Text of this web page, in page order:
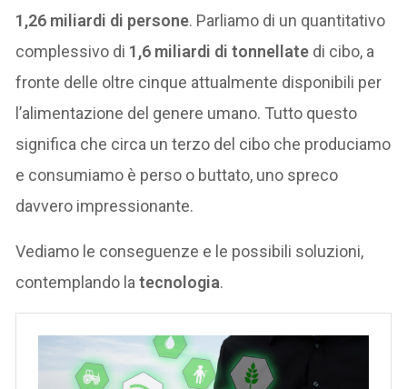
1,26 miliardi di persone. Parliamo di un quantitativo
complessivo di 1,6 miliardi di tonnellate di cibo, a
fronte delle oltre cinque attualmente disponibili per
l’alimentazione del genere umano. Tutto questo
significa che circa un terzo del cibo che produciamo
e consumiamo è perso o buttato, uno spreco
davvero impressionante.
Vediamo le conseguenze e le possibili soluzioni,
contemplando latecnologia.